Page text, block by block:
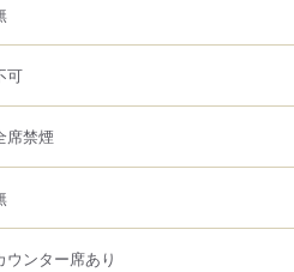
可
席禁煙
ウンター席あり